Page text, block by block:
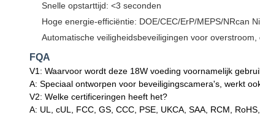
Snelle opstarttijd: <3 seconden
Hoge energie-efficiëntie: DOE/CEC/ErP/MEPS/NRcan
Automatische veiligheidsbeveiligingen voor
FQA
V1: Waarvoor wordt deze 18W voeding voornamelijk
A: Speciaal ontworpen voor beveiligingscamera's, werkt
V2: Welke certificeringen heeft het?
A: UL, cUL, FCC, GS, CCC, PSE, UKCA, SAA, RCM,